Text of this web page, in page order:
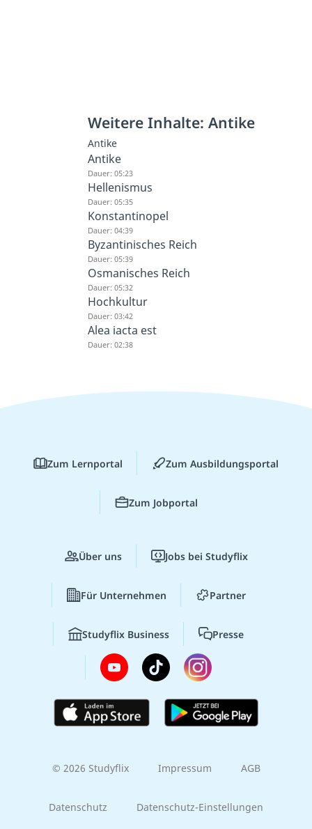
Weitere Inhalte: Antike
Antike
Antike
Dauer: 05:23
Hellenismus
Dauer: 05:35
Konstantinopel
Dauer: 04:39
Byzantinisches Reich
Dauer: 05:39
Osmanisches Reich
Dauer: 05:32
Hochkultur
Dauer: 03:42
Alea iacta est
Dauer: 02:38
Zum Lernportal Zum Ausbildungsportal
Zum Jobportal
Über uns Jobs bei Studyflix
Für Unternehmen Partner
Studyflix Business Presse
© 2026 Studyflix Impressum AGB
Datenschutz Datenschutz-Einstellungen